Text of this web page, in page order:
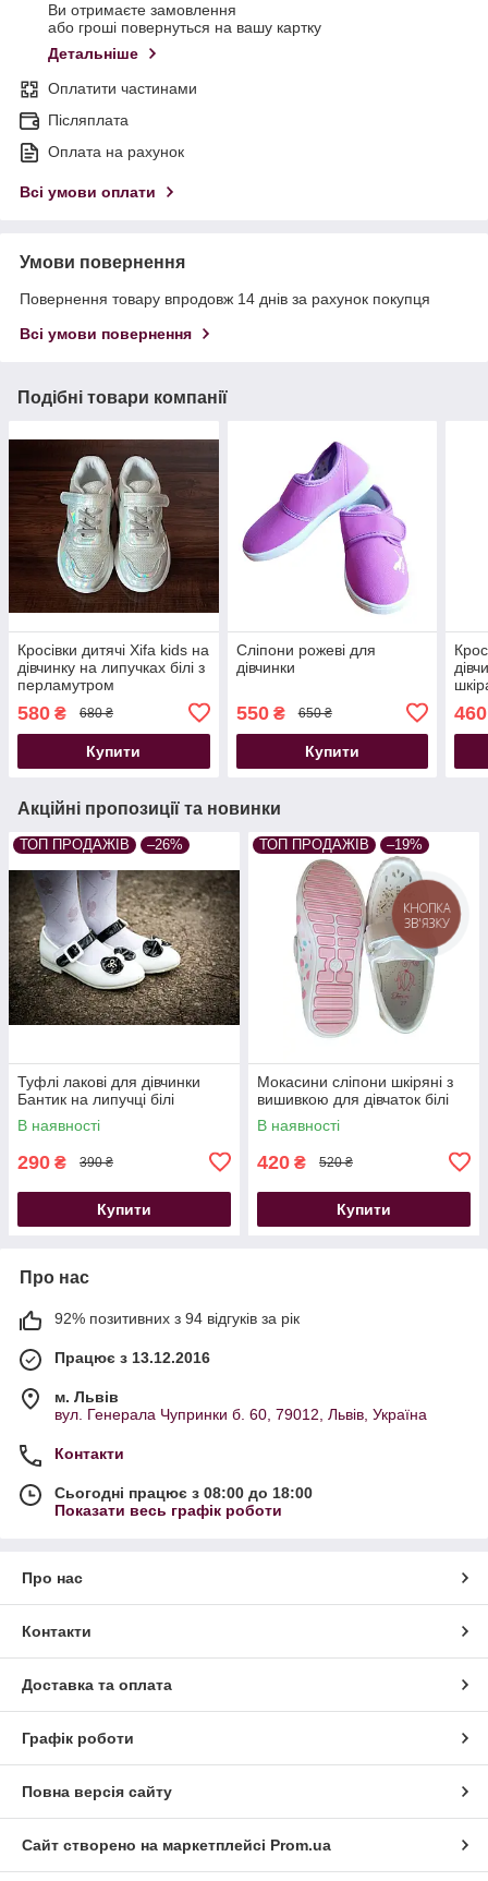
Ви отримаєте замовлення
або гроші повернуться на вашу картку
Детальніше
Оплатити частинами
Післяплата
Оплата на рахунок
Всі умови оплати
Умови повернення
Повернення товару впродовж 14 днів за рахунок покупця
Всі умови повернення
Подібні товари компанії
Кросівки дитячі Xifa kids на
дівчинку на липучках білі з
перламутром
580 ₴ 680 ₴
Купити
Сліпони рожеві для
дівчинки
550₴ 650 ₴
Купити
460
Акційні пропозиції та новинки
ТОП ПРОДАЖІВ –26%
Туфлі лакові для дівчинки
Бантик на липучці білі
В наявності
290 ₴ 390 ₴
Купити
ТОП ПРОДАЖІВ –19%
Мокасини сліпони шкіряні з
вишивкою для дівчаток білі
В наявності
420 ₴ 520 ₴
Купити
Про нас
92% позитивних з 94 відгуків за рік
Працює з 13.12.2016
м. Львів
вул. Генерала Чупринки б. 60, 79012, Львів, Україна
Контакти
Сьогодні працює з 08:00 до 18:00
Показати весь графік роботи
Про нас
Контакти
Доставка та оплата
Графік роботи
Повна версія сайту
Сайт створено на маркетплейсі Prom.ua
КНОПКА
ЗВ'ЯЗКУ